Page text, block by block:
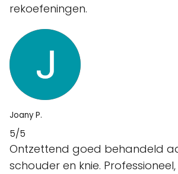
rekoefeningen.
Joany P.
5/5
Ontzettend goed behandeld
schouder en knie. Professioneel,